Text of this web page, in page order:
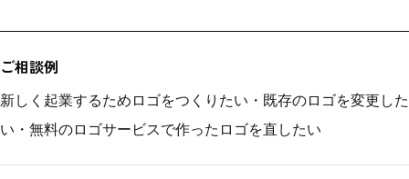
ご相談例
新しく起業するためロゴをつくりたい・既存のロゴを変更した
い・無料のロゴサービスで作ったロゴを直したい